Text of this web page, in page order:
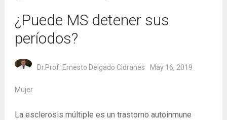
¿Puede MS detener sus
períodos?
Dr.Prof. Ernesto Delgado Cidranes May 16, 2019
Mujer
La esclerosis múltiple es un trastorno autoinmune